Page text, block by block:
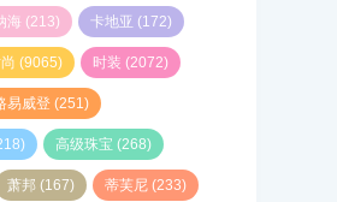
海 (213) 卡地亚 (172)
(9065) 时装 (2072)
易威登 (251)
高级珠宝 (268)
萧邦 (167) 蒂芙尼 (233)